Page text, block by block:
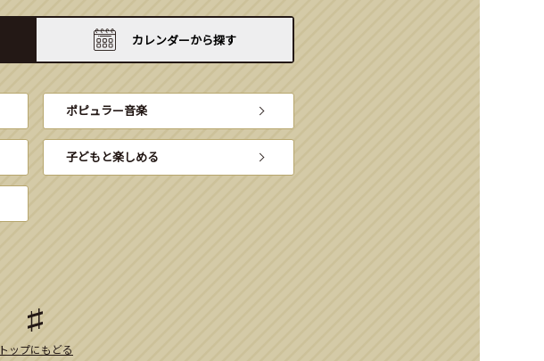
カレンダーから探す
ポピュラー音楽
子どもと楽しめる
トップにもどる